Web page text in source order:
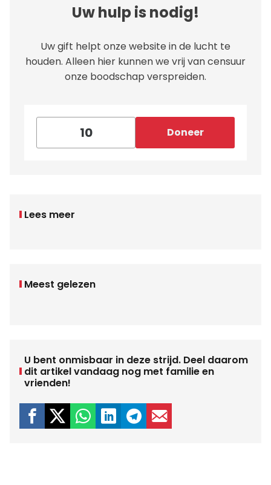
Uw hulp is nodig!
Uw gift helpt onze website in de lucht te
houden. Alleen hier kunnen we vrij van censuur
onze boodschap verspreiden.
Doneer
Lees meer
Meest gelezen
U bent onmisbaar in deze strijd. Deel daarom
dit artikel vandaag nog met familie en
vrienden!